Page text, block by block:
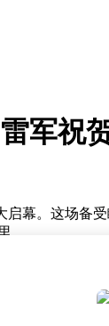
军祝
幕。这场备
。
秒的优异成
注。
，为赛事提